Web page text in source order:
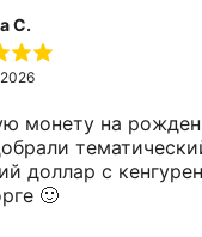
С.
монету на
доллар с
🙂